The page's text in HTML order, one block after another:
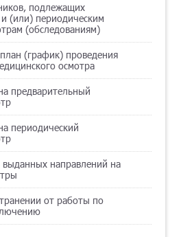
подлежащих
(или) периодическим
(обследованиям)
(график) проведения
осмотра
предварительный
периодический
направлений на
от работы по